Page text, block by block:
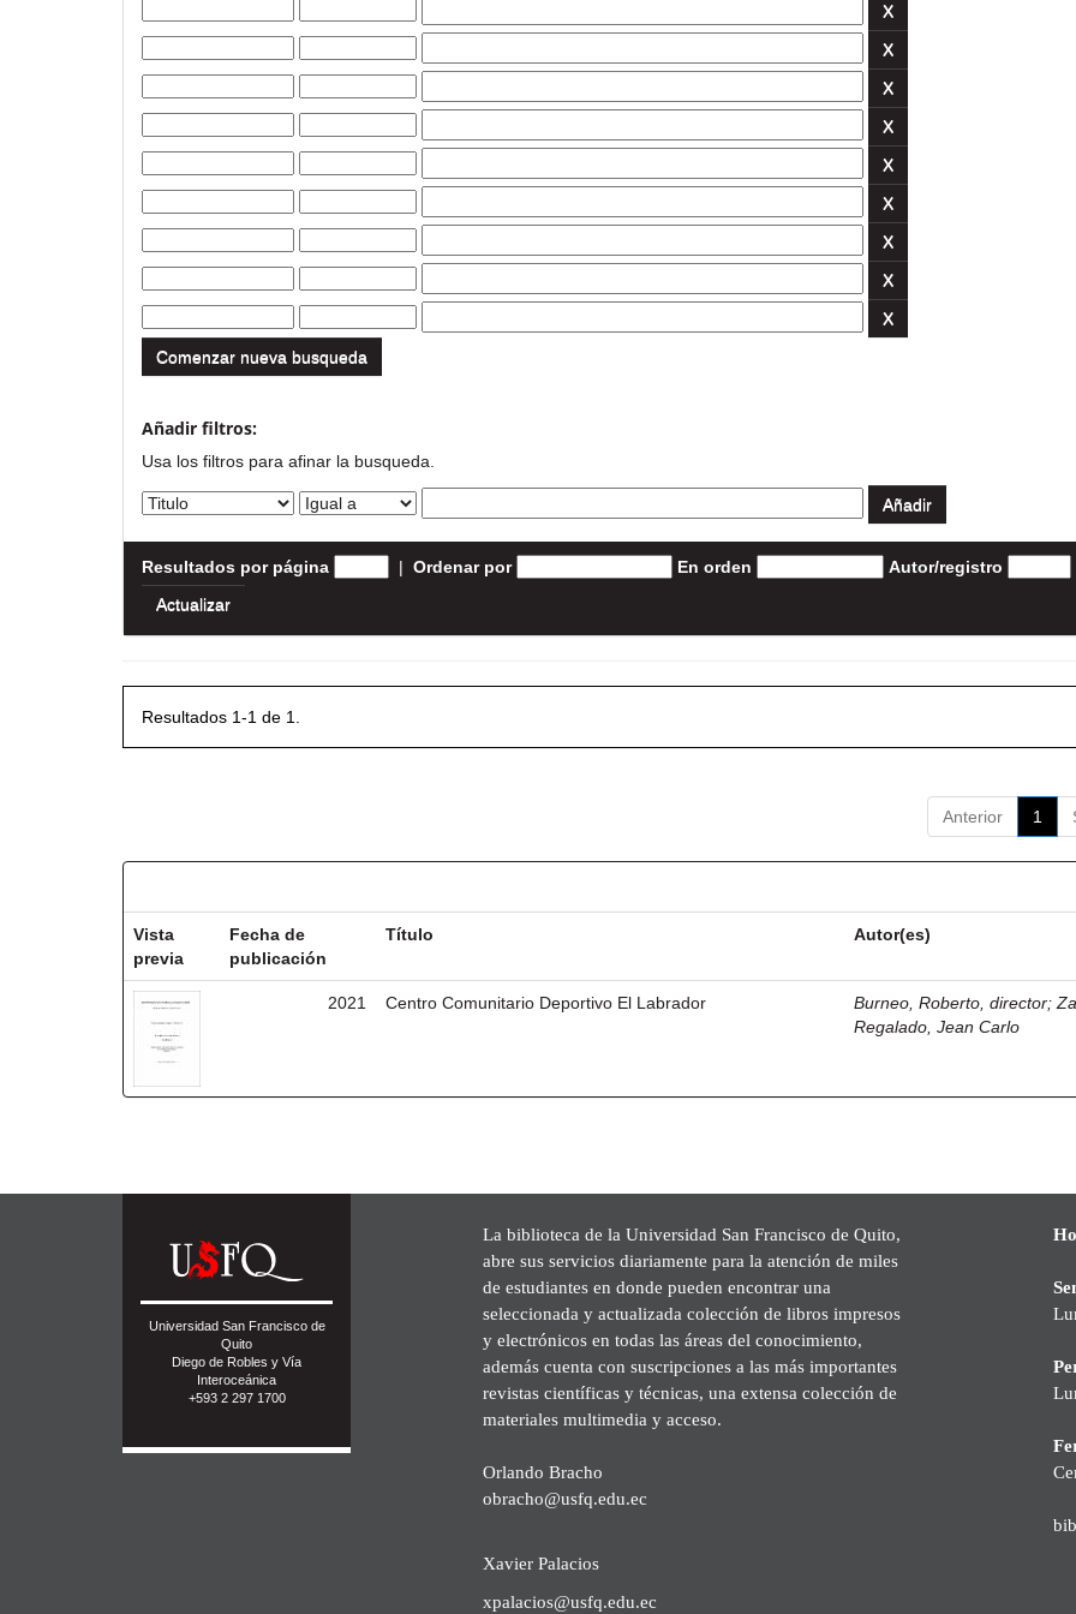
Comenzar nueva busqueda
Añadir filtros:
Usa los filtros para afinar la busqueda.
Resultados por página | Ordenar por En orden Autor/registro
Resultados 1-1 de 1.
Anterior 1
Vista
previa
Fecha de
publicación
Título Autor(es)
2021 Centro Comunitario Deportivo El Labrador Burneo, Roberto, director;
Regalado, Jean Carlo
Universidad San Francisco de
Quito
Diego de Robles y Vía
Interoceánica
+593 2 297 1700
La biblioteca de la Universidad San Francisco de Quito,
abre sus servicios diariamente para la atención de miles
de estudiantes en donde pueden encontrar una
seleccionada y actualizada colección de libros impresos
y electrónicos en todas las áreas del conocimiento,
además cuenta con suscripciones a las más importantes
revistas científicas y técnicas, una extensa colección de
materiales multimedia y acceso.
Orlando Bracho
obracho@usfq.edu.ec
Xavier Palacios
xpalacios@usfq.edu.ec